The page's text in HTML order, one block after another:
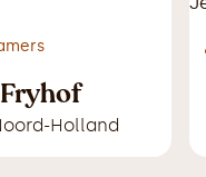
Holland